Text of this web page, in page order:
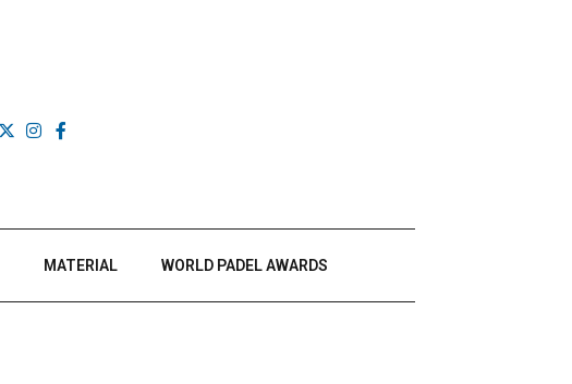
MATERIAL WORLD PADEL AWARDS